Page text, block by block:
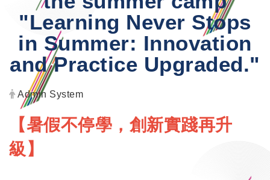
"Learning Never Stops
in Summer: Innovation
and Practice Upgraded."
Author:
Admin System
【暑假不停學，創新實踐再升
級】